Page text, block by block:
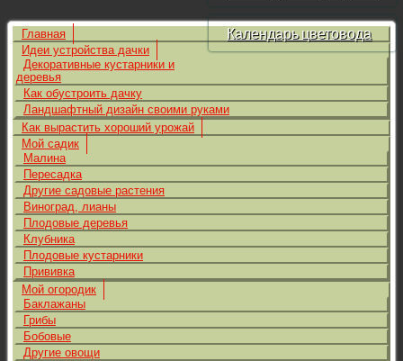
Календарь цветовода
Главная
Идеи устройства дачки
Декоративные кустарники и
деревья
Как обустроить дачку
Ландшафтный дизайн своими руками
Как вырастить хороший урожай
Мой садик
Малина
Пересадка
Другие садовые растения
Виноград, лианы
Плодовые деревья
Клубника
Плодовые кустарники
Прививка
Мой огородик
Баклажаны
Грибы
Бобовые
Другие овощи